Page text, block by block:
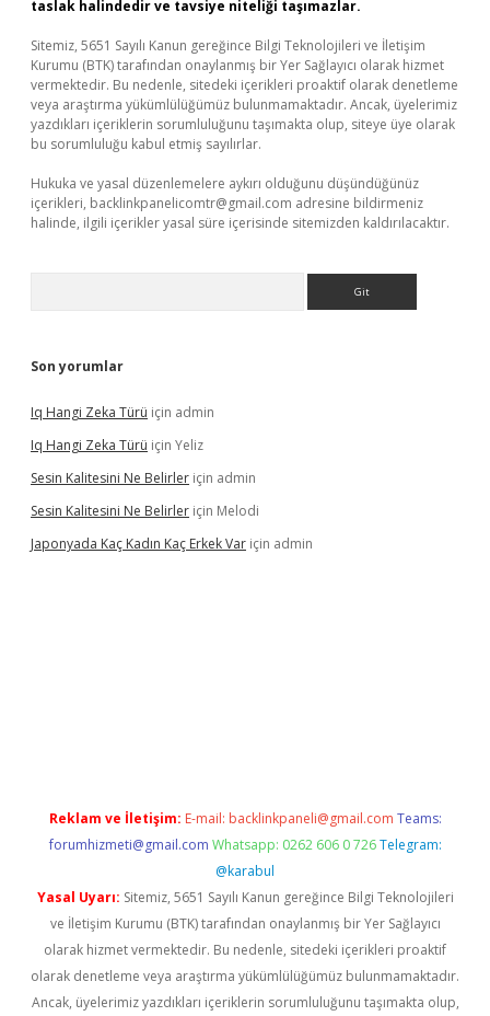
taslak halindedir ve tavsiye niteliği taşımazlar.
Sitemiz, 5651 Sayılı Kanun gereğince Bilgi Teknolojileri ve İletişim
Kurumu (BTK) tarafından onaylanmış bir Yer Sağlayıcı olarak hizmet
vermektedir. Bu nedenle, sitedeki içerikleri proaktif olarak denetleme
veya araştırma yükümlülüğümüz bulunmamaktadır. Ancak, üyelerimiz
yazdıkları içeriklerin sorumluluğunu taşımakta olup, siteye üye olarak
bu sorumluluğu kabul etmiş sayılırlar.
Hukuka ve yasal düzenlemelere aykırı olduğunu düşündüğünüz
içerikleri, backlinkpanelicomtr@gmail.com adresine bildirmeniz
halinde, ilgili içerikler yasal süre içerisinde sitemizden kaldırılacaktır.
Son yorumlar
Iq Hangi Zeka Türü için admin
Iq Hangi Zeka Türü için Yeliz
Sesin Kalitesini Ne Belirler için admin
Sesin Kalitesini Ne Belirler için Melodi
Japonyada Kaç Kadın Kaç Erkek Var için admin
Reklam ve İletişim: E-mail: backlinkpaneli@gmail.com Teams:
forumhizmeti@gmail.com Whatsapp: 0262 606 0 726 Telegram:
@karabul
Yasal Uyarı: Sitemiz, 5651 Sayılı Kanun gereğince Bilgi Teknolojileri
ve İletişim Kurumu (BTK) tarafından onaylanmış bir Yer Sağlayıcı
olarak hizmet vermektedir. Bu nedenle, sitedeki içerikleri proaktif
olarak denetleme veya araştırma yükümlülüğümüz bulunmamaktadır.
Ancak, üyelerimiz yazdıkları içeriklerin sorumluluğunu taşımakta olup,